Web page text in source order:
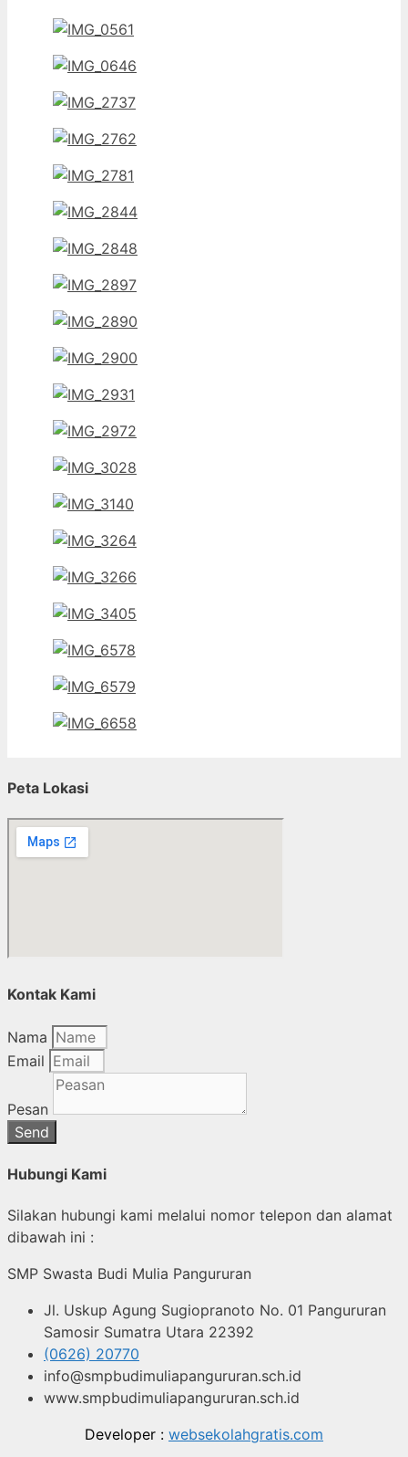
Peta Lokasi
Kontak Kami
Nama
Email
Pesan
Send
Hubungi Kami
Silakan hubungi kami melalui nomor telepon dan alamat
dibawah ini :
SMP Swasta Budi Mulia Pangururan
Jl. Uskup Agung Sugiopranoto No. 01 Pangururan
Samosir Sumatra Utara 22392
(0626) 20770
info@smpbudimuliapangururan.sch.id
www.smpbudimuliapangururan.sch.id
Developer : websekolahgratis.com